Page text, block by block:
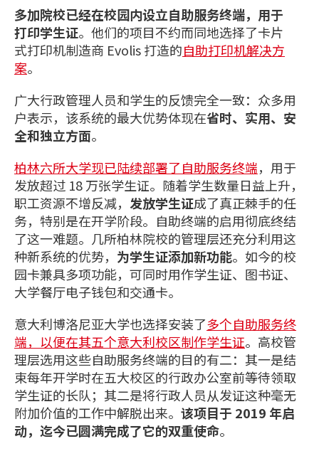
多加院校已经在校园内设立自助服务终端，用于
打印学生证。他们的项目不约而同地选择了卡片
式打印机制造商 Evolis 打造的自助打印机解决方
案。
广大行政管理人员和学生的反馈完全一致：众多用
户表示，该系统的最大优势体现在省时、实用、安
全和独立方面。
柏林六所大学现已陆续部署了自助服务终端，用于
发放超过 18 万张学生证。随着学生数量日益上升，
职工资源不增反减， 发放学生证成了真正棘手的任
务，特别是在开学阶段。自助终端的启用彻底终结
了这一难题。几所柏林院校的管理层还充分利用这
种新系统的优势， 为学生证添加新功能。如今的校
园卡兼具多项功能，可同时用作学生证、图书证、
大学餐厅电子钱包和交通卡。
意大利博洛尼亚大学也选择安装了多个自助服务终
端，以便在其五个意大利校区制作学生证。高校管
理层选用这些自助服务终端的目的有二：其一是结
束每年开学时在五大校区的行政办公室前等待领取
学生证的长队；其二是将行政人员从发证这种毫无
附加价值的工作中解脱出来。 该项目于 2019 年启
动，迄今已圆满完成了它的双重使命。